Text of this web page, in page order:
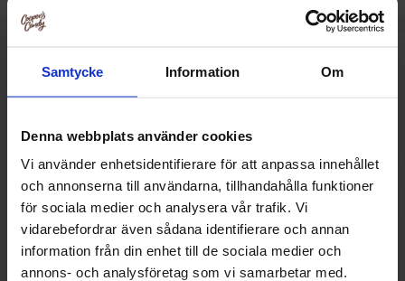
Samtycke Information Om
Denna webbplats använder cookies
Vi använder enhetsidentifierare för att anpassa innehållet
och annonserna till användarna, tillhandahålla funktioner
för sociala medier och analysera vår trafik. Vi
vidarebefordrar även sådana identifierare och annan
information från din enhet till de sociala medier och
annons- och analysföretag som vi samarbetar med.
Muut pitivät